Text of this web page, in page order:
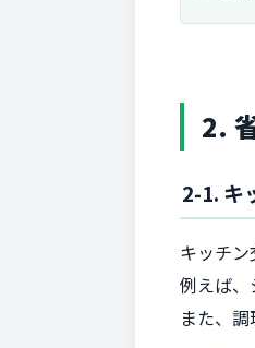
2.
2-1. キ
キッチン
例えば、
また、